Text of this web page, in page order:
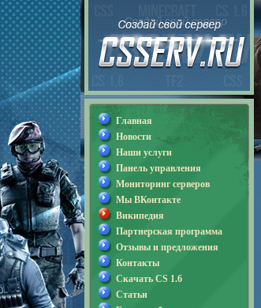
Главная
Новости
Наши услуги
Панель управления
Мониторинг серверов
Мы ВКонтакте
Википедия
Партнерская программа
Отзывы и предложения
Контакты
Скачать CS 1.6
Статьи